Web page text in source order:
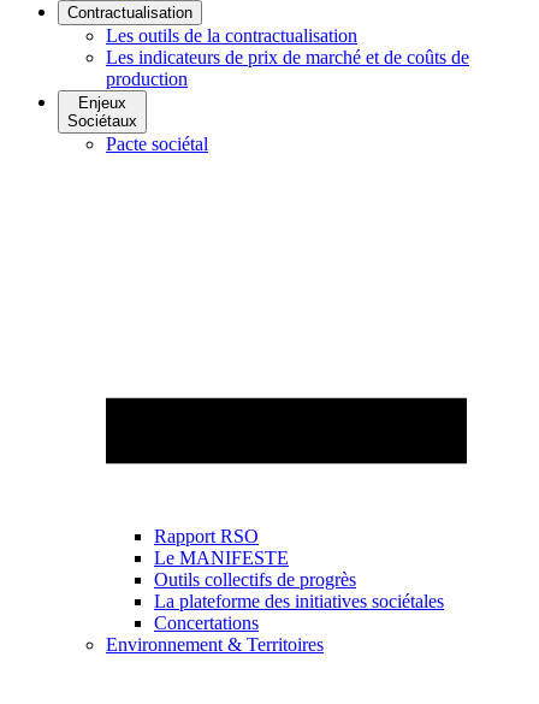
Contractualisation
Les outils de la contractualisation
Les indicateurs de prix de marché et de coûts de
production
Enjeux
Sociétaux
Pacte sociétal
Rapport RSO
Le MANIFESTE
Outils collectifs de progrès
La plateforme des initiatives sociétales
Concertations
Environnement & Territoires